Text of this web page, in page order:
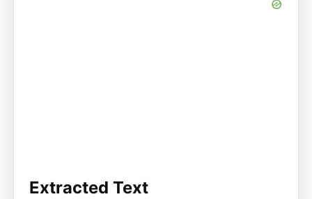
Extracted Text